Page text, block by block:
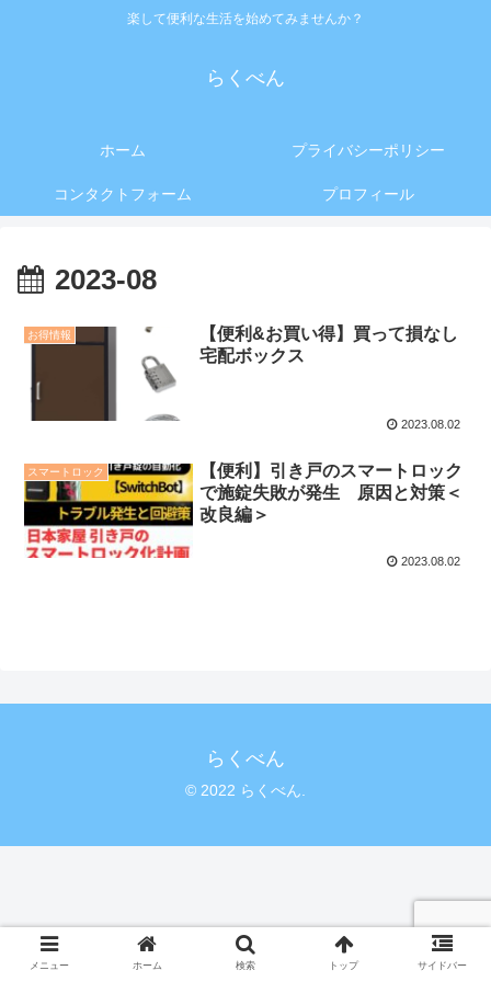
楽して便利な生活を始めてみませんか？
らくべん
ホーム プライバシーポリシー
コンタクトフォーム プロフィール
2023-08
お得情報
【便利&お買い得】買って損なし
宅配ボックス
2023.08.02
スマートロック
【便利】引き戸のスマートロック
で施錠失敗が発生 原因と対策＜
改良編＞
2023.08.02
らくべん
© 2022 らくべん.
メニュー ホーム 検索 トップ サイドバー